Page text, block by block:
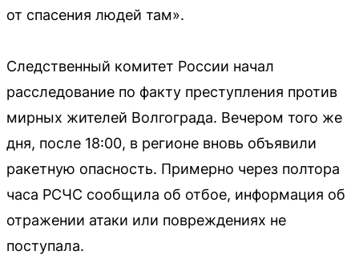
от спасения людей там».
Следственный комитет России начал
расследование по факту преступления против
мирных жителей Волгограда. Вечером того же
дня, после 18:00, в регионе вновь объявили
ракетную опасность. Примерно через полтора
часа РСЧС сообщила об отбое, информация об
отражении атаки или повреждениях не
поступала.